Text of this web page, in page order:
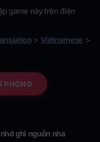
game này trên điện
> Vietnamese >
PHÒNG
ghi nguồn nha